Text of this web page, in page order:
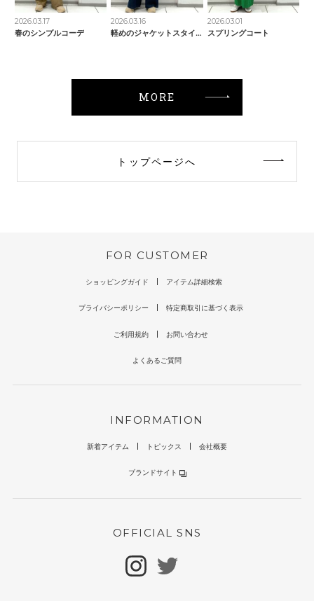
2026.03.17
春のシンプルコーデ
2026.03.16
軽めのジャケットスタイル
2026.03.01
スプリングコート
MORE
トップページへ
FOR CUSTOMER
ショッピングガイド アイテム詳細検索
プライバシーポリシー 特定商取引に基づく表示
ご利用規約 お問い合わせ
よくあるご質問
INFORMATION
新着アイテム トピックス 会社概要
ブランドサイト
OFFICIAL SNS